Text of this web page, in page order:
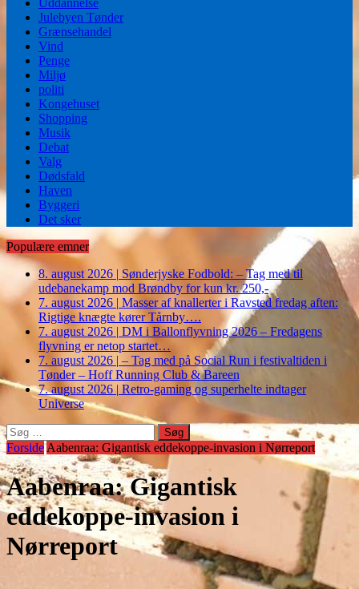
Julebyen Tønder
Grænsehandel
Vind
Penge
Miljø
politi
Kongehuset
Shopping
Musik
Debat
Valg
Dødsfald
Haven
Byggeri
Det sker
Populære emner
8. august 2026 | Sønderjyske Fodbold: – Tag med til
udebanekamp mod Brøndby for kun kr. 250,-
7. august 2026 | Masser af knallerter i Ravsted fredag aften:
Rigtige knægte kører Tårnby….
7. august 2026 | DM i Ballonflyvning 2026 – Fredagens
flyvning er netop startet…
7. august 2026 | – Tag med på Social Run i festivaltiden i
Tønder – Hoff Running Club & Bareen
7. august 2026 | Retro-gaming og superhelte indtager
Universe
Søg
efter:
Forside Aabenraa: Gigantisk eddekoppe-invasion i Nørreport
Aabenraa: Gigantisk
eddekoppe-invasion i
Nørreport